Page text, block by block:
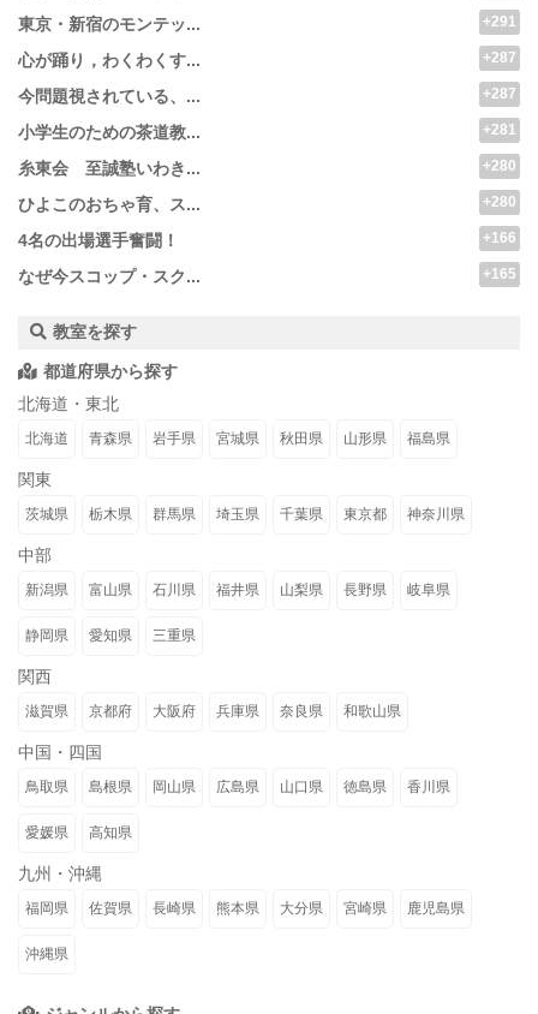
東京・新宿のモンテッ... +291
心が踊り，わくわくす... +287
今問題視されている、... +287
小学生のための茶道教... +281
糸東会 至誠塾いわき... +280
ひよこのおちゃ育、ス... +280
4名の出場選手奮闘！ +166
なぜ今スコップ・スク... +165
教室を探す
都道府県から探す
北海道・東北
北海道 青森県 岩手県 宮城県 秋田県 山形県 福島県
関東
茨城県 栃木県 群馬県 埼玉県 千葉県 東京都 神奈川県
中部
新潟県 富山県 石川県 福井県 山梨県 長野県 岐阜県
静岡県 愛知県 三重県
関西
滋賀県 京都府 大阪府 兵庫県 奈良県 和歌山県
中国・四国
鳥取県 島根県 岡山県 広島県 山口県 徳島県 香川県
愛媛県 高知県
九州・沖縄
福岡県 佐賀県 長崎県 熊本県 大分県 宮崎県 鹿児島県
沖縄県